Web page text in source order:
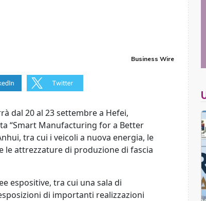
Business Wire
dal 20 al 23 settembre a Hefei,
“Smart Manufacturing for a Better
tra cui i veicoli a nuova energia, le
le attrezzature di produzione di fascia
espositive, tra cui una sala di
di importanti realizzazioni